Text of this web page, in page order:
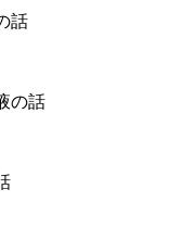
話
の話